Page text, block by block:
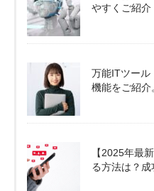
やすくご紹介
万能ITツール
機能をご紹介
【2025年最
る方法は？